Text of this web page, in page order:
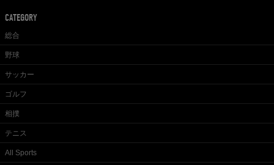
CATEGORY
総合
野球
サッカー
ゴルフ
相撲
テニス
All Sports